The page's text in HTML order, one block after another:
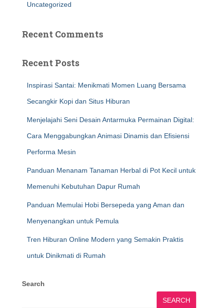
Uncategorized
Recent Comments
Recent Posts
Inspirasi Santai: Menikmati Momen Luang Bersama
Secangkir Kopi dan Situs Hiburan
Menjelajahi Seni Desain Antarmuka Permainan Digital:
Cara Menggabungkan Animasi Dinamis dan Efisiensi
Performa Mesin
Panduan Menanam Tanaman Herbal di Pot Kecil untuk
Memenuhi Kebutuhan Dapur Rumah
Panduan Memulai Hobi Bersepeda yang Aman dan
Menyenangkan untuk Pemula
Tren Hiburan Online Modern yang Semakin Praktis
untuk Dinikmati di Rumah
Search
SEARCH